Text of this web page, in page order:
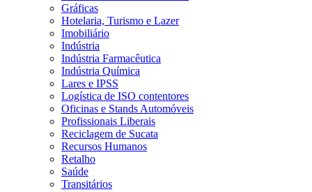
Gráficas
Hotelaria, Turismo e Lazer
Imobiliário
Indústria
Indústria Farmacêutica
Indústria Química
Lares e IPSS
Logística de ISO contentores
Oficinas e Stands Automóveis
Profissionais Liberais
Reciclagem de Sucata
Recursos Humanos
Retalho
Saúde
Transitários